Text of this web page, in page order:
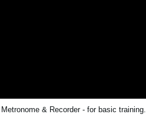
& Recorder - for basic training.